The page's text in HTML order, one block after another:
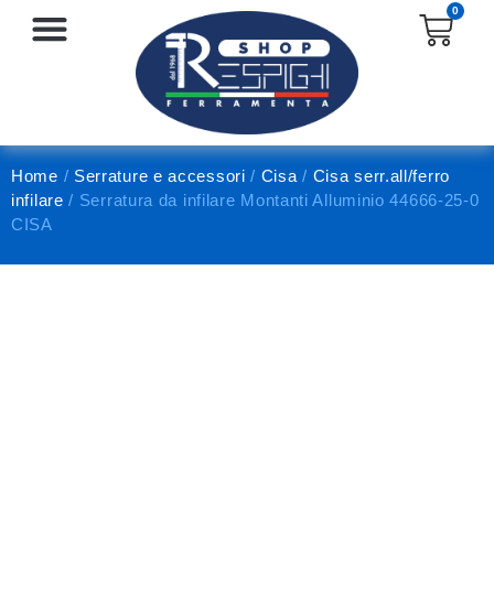
0
Home / Serrature e accessori / Cisa / Cisa serr.all/ferro
infilare / Serratura da infilare Montanti Alluminio 44666-25-0
CISA